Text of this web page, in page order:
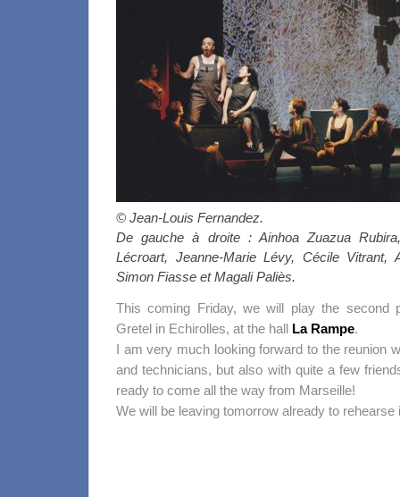
© Jean-Louis Fernandez.
De gauche à droite : Ainhoa Zuazua
Lécroart, Jeanne-Marie Lévy, Cécile Vitrant,
Simon Fiasse et Magali Paliès.
This coming Friday, we will play the second
Gretel in Echirolles, at the hall La Rampe.
I am very much looking forward to the reunion
and technicians, but also with quite a few
ready to come all the way from Marseille!
We will be leaving tomorrow already to